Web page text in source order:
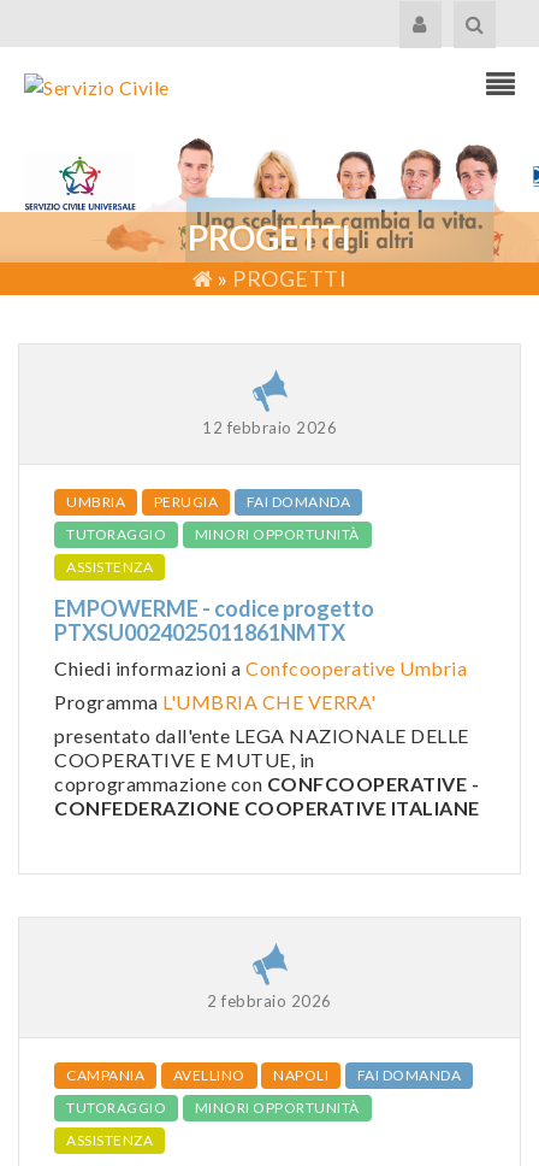
PROGETTI
» PROGETTI
12 febbraio 2026
UMBRIA PERUGIA
FAI DOMANDA
TUTORAGGIO
MINORI OPPORTUNITÀ
ASSISTENZA
EMPOWERME - codice progetto
PTXSU0024025011861NMTX
Chiedi informazioni a Confcooperative Umbria
Programma L'UMBRIA CHE VERRA'
presentato dall'ente LEGA NAZIONALE DELLE
COOPERATIVE E MUTUE, in
coprogrammazione con CONFCOOPERATIVE -
CONFEDERAZIONE COOPERATIVE ITALIANE
2 febbraio 2026
CAMPANIA AVELLINO NAPOLI
FAI DOMANDA
TUTORAGGIO
MINORI OPPORTUNITÀ
ASSISTENZA